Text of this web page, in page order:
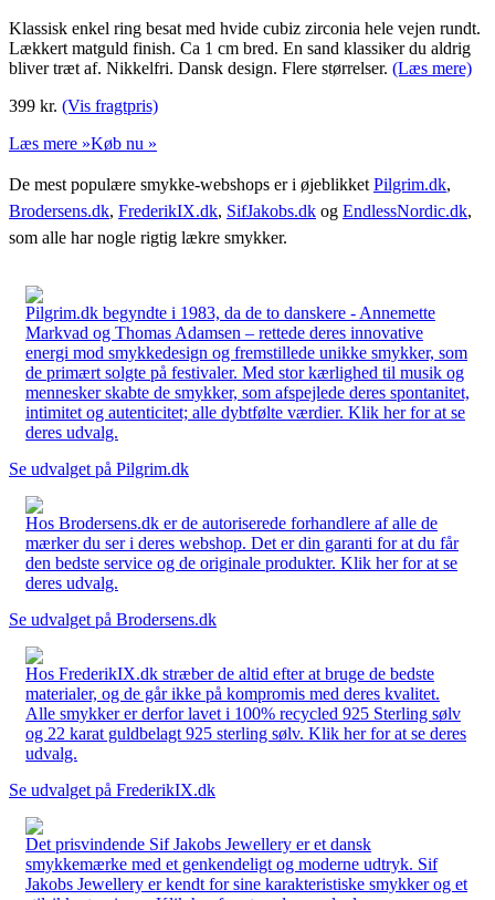
Klassisk enkel ring besat med hvide cubiz zirconia hele vejen rundt.
Lækkert matguld finish. Ca 1 cm bred. En sand klassiker du aldrig
bliver træt af. Nikkelfri. Dansk design. Flere størrelser. (Læs mere)
399 kr. (Vis fragtpris)
Læs mere »Køb nu »
De mest populære smykke-webshops er i øjeblikket Pilgrim.dk,
Brodersens.dk, FrederikIX.dk, SifJakobs.dk og EndlessNordic.dk,
som alle har nogle rigtig lækre smykker.
Pilgrim.dk begyndte i 1983, da de to danskere - Annemette
Markvad og Thomas Adamsen – rettede deres innovative
energi mod smykkedesign og fremstillede unikke smykker, som
de primært solgte på festivaler. Med stor kærlighed til musik og
mennesker skabte de smykker, som afspejlede deres spontanitet,
intimitet og autenticitet; alle dybtfølte værdier. Klik her for at se
deres udvalg.
Se udvalget på Pilgrim.dk
Hos Brodersens.dk er de autoriserede forhandlere af alle de
mærker du ser i deres webshop. Det er din garanti for at du får
den bedste service og de originale produkter. Klik her for at se
deres udvalg.
Se udvalget på Brodersens.dk
Hos FrederikIX.dk stræber de altid efter at bruge de bedste
materialer, og de går ikke på kompromis med deres kvalitet.
Alle smykker er derfor lavet i 100% recycled 925 Sterling sølv
og 22 karat guldbelagt 925 sterling sølv. Klik her for at se deres
udvalg.
Se udvalget på FrederikIX.dk
Det prisvindende Sif Jakobs Jewellery er et dansk
smykkemærke med et genkendeligt og moderne udtryk. Sif
Jakobs Jewellery er kendt for sine karakteristiske smykker og et